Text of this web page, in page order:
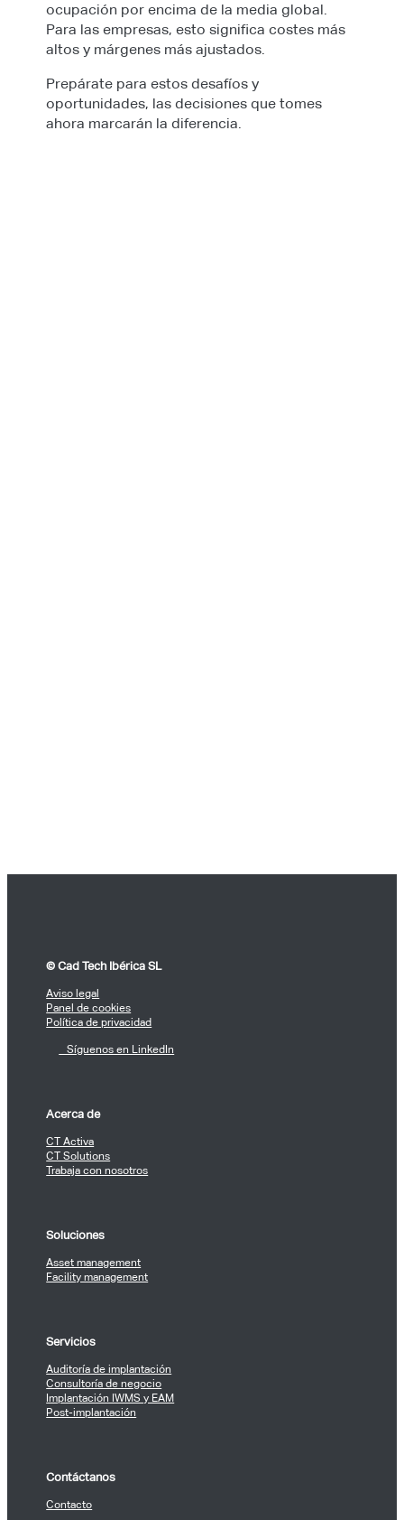
ocupación por encima de la media global.
Para las empresas, esto significa costes más
altos y márgenes más ajustados.
Prepárate para estos desafíos y
oportunidades, las decisiones que tomes
ahora marcarán la diferencia.
© Cad Tech Ibérica SL
Aviso legal
Panel de cookies
Política de privacidad
Síguenos en LinkedIn
Acerca de
CT Activa
CT Solutions
Trabaja con nosotros
Soluciones
Asset management
Facility management
Servicios
Auditoría de implantación
Consultoría de negocio
Implantación IWMS y EAM
Post-implantación
Contáctanos
Contacto